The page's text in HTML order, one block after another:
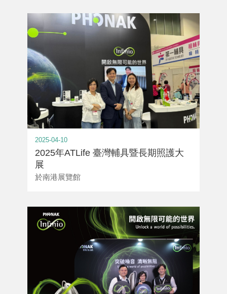
2025-04-10
2025年ATLife 臺灣輔具暨長期照護大
展
於南港展覽館